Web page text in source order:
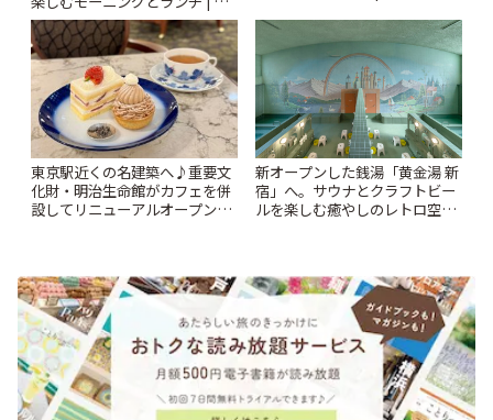
とりっぷ
東京駅近くの名建築へ♪重要文
化財・明治生命館がカフェを併
設してリニューアルオープン
新オープンした銭湯「黄金湯 新
宿」へ。サウナとクラフトビー
ルを楽しむ癒やしのレトロ空間